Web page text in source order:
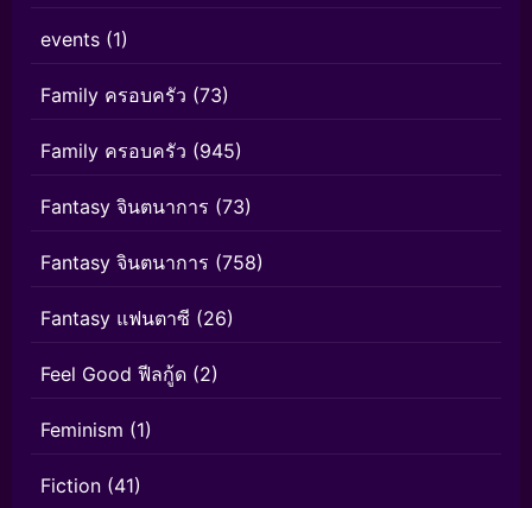
events (1)
Family ครอบครัว (73)
Family ครอบครัว (945)
Fantasy จินตนาการ (73)
Fantasy จินตนาการ (758)
Fantasy แฟนตาซี (26)
Feel Good ฟีลกู้ด (2)
Feminism (1)
Fiction (41)